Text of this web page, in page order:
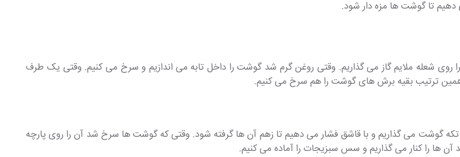
دهیم تا گوشت ها مزه دار شود.
شعله ملایم گاز می گذاریم. وقتی روغن گرم شد گوشت را داخل تابه می اندازیم و سرخ می کنیم. وقتی یک طرف
ترتیب بقیه برش های گوشت را هم سرخ می کنیم.
گوشت می گذاریم و با قاشق فشار می دهیم تا زهم آن ها گرفته شود. وقتی که گوشت ها سرخ شد آن را روی پارچه
ها را کنار می گذاریم و سس سبزیجات را آماده می کنیم.